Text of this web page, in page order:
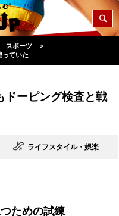
スポーツ
＞
っていた
ドーピング検査と戦
ライフスタイル・娯楽
ための試練